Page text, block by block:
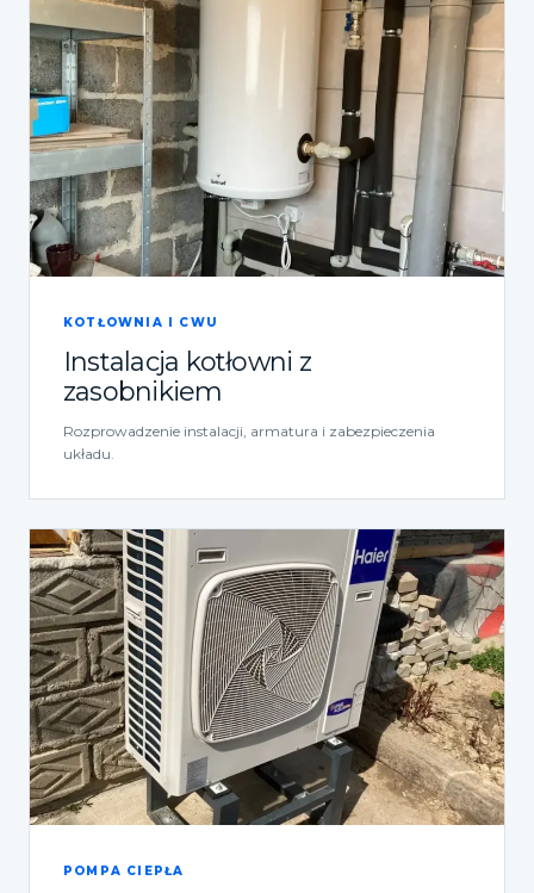
KOTŁOWNIA I CWU
Instalacja kotłowni z
zasobnikiem
Rozprowadzenie instalacji, armatura i zabezpieczenia
układu.
POMPA CIEPŁA